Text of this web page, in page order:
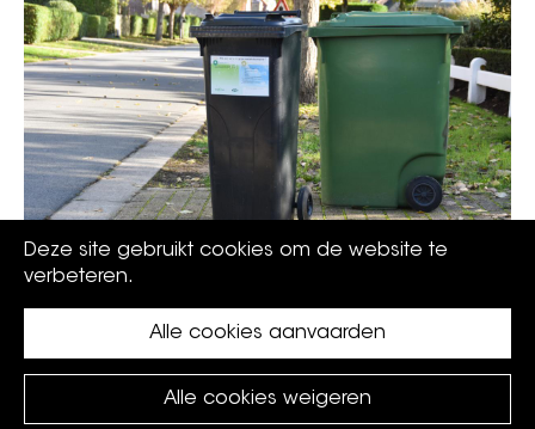
Deze site gebruikt cookies om de website te
verbeteren.
Alle cookies weigeren
Alle cookies aanvaarden